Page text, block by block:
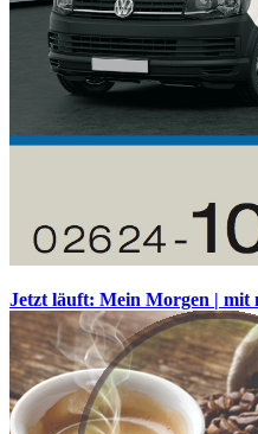
Jetzt läuft: Mein Morgen | mit